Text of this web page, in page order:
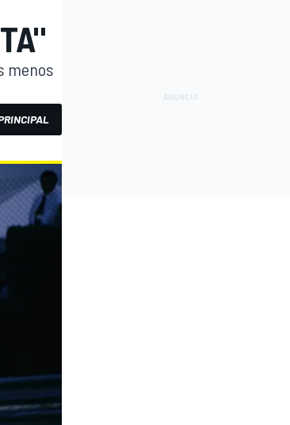
menos